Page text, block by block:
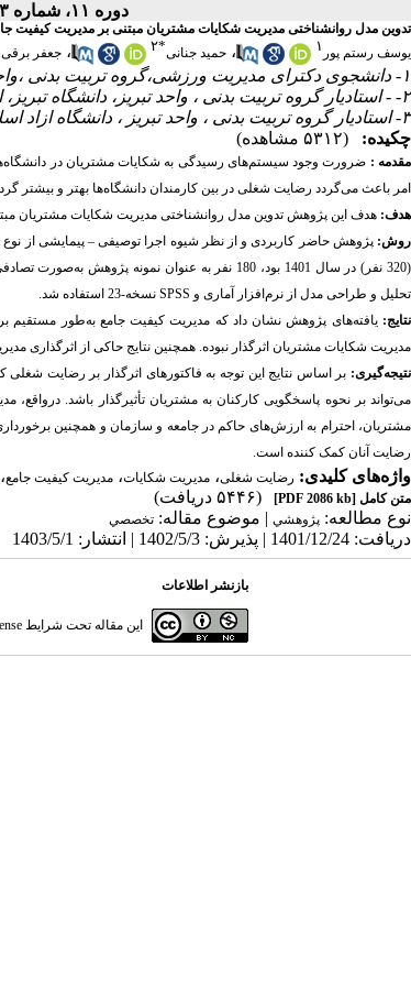
دوره ۱۱، شماره ۳ - ( مجله روانشناسی و روانپزشکی شناخت ۱۴۰۳ )
تدوین مدل روانشناختی مدیریت شکایات مشتریان مبتنی بر مدیریت
یوسف رستم پور ۱ ، حمید جنانی*۲ ، جعفر
۱- دانشجوی دکترای مدیریت ورزشی،گروه تربیت بدنی ،واحدتبریز،دانشگاه آزاد اسلامی ،تبریز ،ایران
۲- - استادیار گروه تربیت بدنی ، واحد تبریز، دانشگاه تبریز، ایران ازاد اسلامی. ایران ،
۳- استادیار گروه تربیت بدنی ، واحد تبریز ، دانشگاه ازاد اسلامی ،تبریز، ایران
چکیده:
(۵۳۱۲ مشاهده)
مقدمه : ضرورت وجود سیستم‌های رسیدگی به شکایات مشتریان در
امر باعث می‌گردد رضایت شغلی در بین کارمندان دانشگاه‌ها بهتر و بیشتر
هدف: هدف این پژوهش تدوین مدل روانشناختی مدیریت شکایات مشتریان
روش: پژوهش حاضر کاربردی و از نظر شیوه اجرا توصیفی –پیمایشی از
(320 نفر) در سال 1401 بود، 180 نفر به عنوان نمونه پژوهش به‌صورت تصادفی انتخاب و در پژوهش حاضر شرکت نمودند ابزار اندازه‌گیری در این پژوهش
تحلیل و طراحی مدل از نرم‌افزار آماری و SPSS نسخه-23 استفاده شد.
نتایج: یافته‌های پژوهش نشان داد که مدیریت کیفیت جامع به‌طور مستقیم
مدیریت شکایات مشتریان اثرگذار نبوده. همچنین نتایج حاکی از اثرگذاری
نتیجه‌گیری: بر اساس نتایج این توجه به فاکتورهای اثرگذار بر رضایت
می‌تواند بر نحوه پاسخگویی کارکنان به مشتریان تأثیرگذار باشد.
درواقع،
مشتریان، احترام به ارزش‌های حاکم در جامعه و سازمان و همچنین
رضایت آنان کمک کننده است.
واژه‌های کلیدی: رضایت شغلی، مدیریت شکایات، مدیریت کیفیت جامع،
متن کامل [PDF 2086 kb]
(۵۴۴۶ دریافت)
نوع مطالعه: پژوهشي | موضوع مقاله: تخصصي
دریافت: 1401/12/24 | پذیرش: 1402/5/3 | انتشار: 1403/5/1
بازنشر اطلاعات
این مقاله تحت شرایط